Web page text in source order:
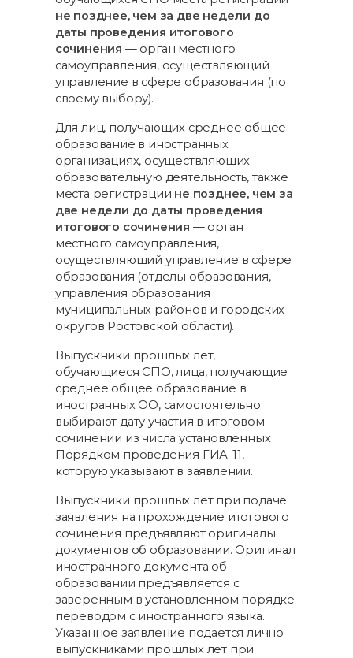
не позднее, чем за две недели до
даты проведения итогового
сочинения — орган местного
самоуправления, осуществляющий
управление в сфере образования (по
своему выбору).
Для лиц, получающих среднее общее
образование в иностранных
организациях, осуществляющих
образовательную деятельность, также
места регистрации не позднее, чем за
две недели до даты проведения
итогового сочинения — орган
местного самоуправления,
осуществляющий управление в сфере
образования (отделы образования,
управления образования
муниципальных районов и городских
округов Ростовской области).
Выпускники прошлых лет,
обучающиеся СПО, лица, получающие
среднее общее образование в
иностранных ОО, самостоятельно
выбирают дату участия в итоговом
сочинении из числа установленных
Порядком проведения ГИА-11,
которую указывают в заявлении.
Выпускники прошлых лет при подаче
заявления на прохождение итогового
сочинения предъявляют оригиналы
документов об образовании. Оригинал
иностранного документа об
образовании предъявляется с
заверенным в установленном порядке
переводом с иностранного языка.
Указанное заявление подается лично
выпускниками прошлых лет при